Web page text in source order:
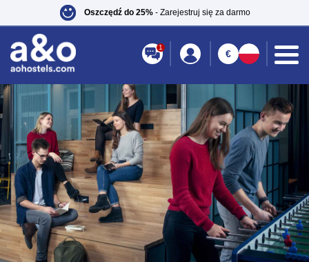
Oszczędź do 25%- Zarejestruj się za darmo
1
€